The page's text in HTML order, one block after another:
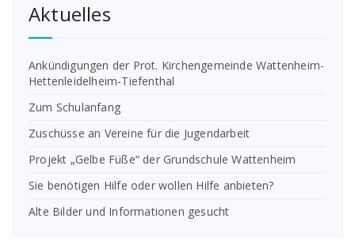
Aktuelles
Ankündigungen der Prot. Kirchengemeinde Wattenheim-
Hettenleidelheim-Tiefenthal
Zum Schulanfang
Zuschüsse an Vereine für die Jugendarbeit
Projekt „Gelbe Füße“ der Grundschule Wattenheim
Sie benötigen Hilfe oder wollen Hilfe anbieten?
Alte Bilder und Informationen gesucht